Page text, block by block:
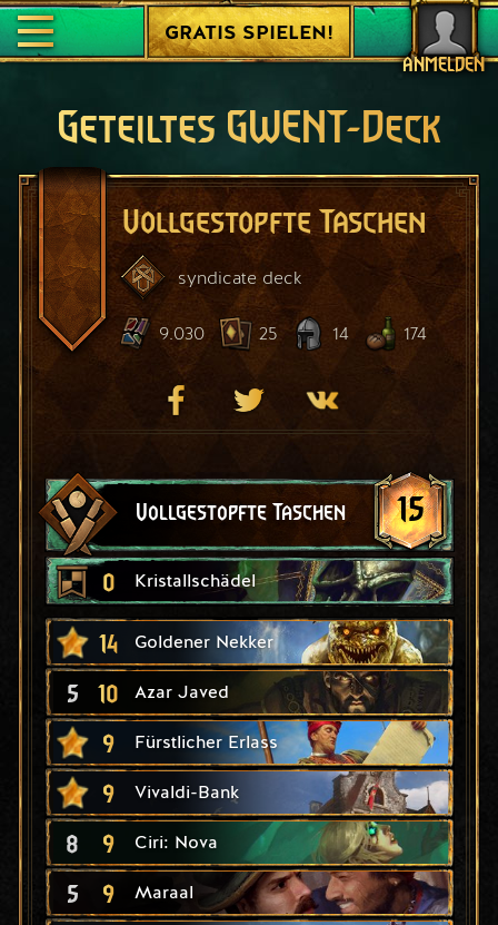
ANMELDEN
GRATIS SPIELEN!
Geteiltes GWENT-Deck
Vollgestopfte Taschen
syndicate deck
9.030 25 14 174
Vollgestopfte Taschen 15
0 Kristallschädel
14 Goldener Nekker
5 10 Azar Javed
9 Fürstlicher Erlass
9 Vivaldi-Bank
8 9 Ciri: Nova
5 9 Maraal